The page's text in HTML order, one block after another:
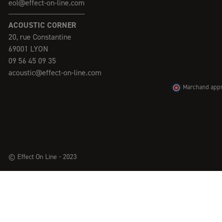
eol@effect-on-line.com
ACOUSTIC CORNER
20, rue Constantine
69001 LYON
09 56 45 09 35
acoustic@effect-on-line.com
Marchand
© Effect On Line - 2023